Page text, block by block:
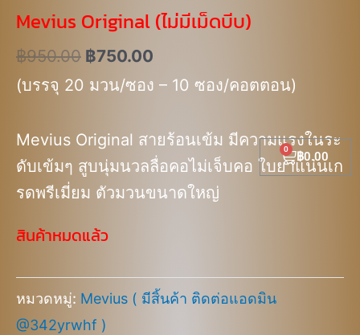
Mevius Original (ไม่มีเม็ดบีบ)
฿950.00 ฿750.00
(บรรจุ 20 มวน/ซอง – 10 ซอง/คอตตอน)
Mevius Original สายร้อนเข้ม มีความแรงในระ
ดับเข้มๆ สูบนุ่มนวลลื่อคอไม่เจ็บคอ ใบยาแน่นเก
รดพรีเมี่ยม ตัวมวนขนาดใหญ่
สินค้าหมดแล้ว
หมวดหมู่: Mevius ( มีสิ้นค้า ติดต่อแอดมิน
@342yrwhf )
฿0.00
Cart